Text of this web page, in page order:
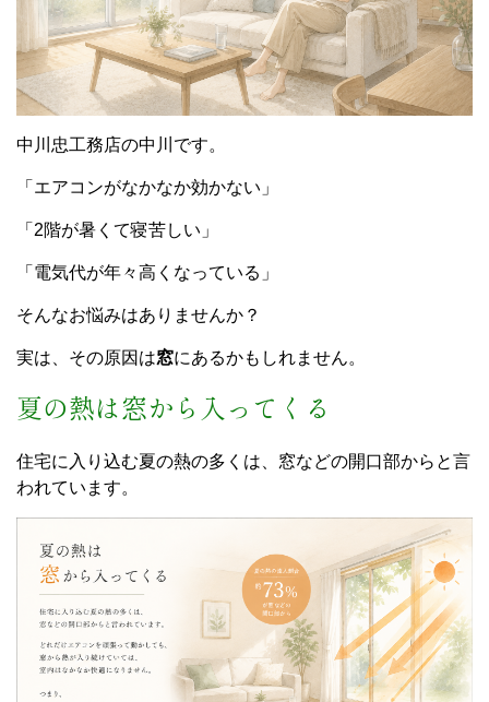
中川忠工務店の中川です。
「エアコンがなかなか効かない」
「2階が暑くて寝苦しい」
「電気代が年々高くなっている」
そんなお悩みはありませんか？
実は、その原因は窓にあるかもしれません。
夏の熱は窓から入ってくる
住宅に入り込む夏の熱の多くは、窓などの開口部からと言
われています。